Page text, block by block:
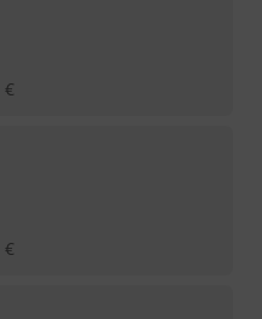
€
€